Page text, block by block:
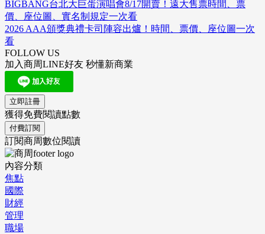
BIGBANG台北大巨蛋演唱會8/17開賣！遠大售票時間、票
價、座位圖、實名制規定一次看
2026 AAA頒獎典禮卡司陣容出爐！時間、票價、座位圖一次
看
FOLLOW US
加入商周LINE好友 秒懂新商業
立即註冊
獲得免費閱讀點數
付費訂閱
訂閱商周數位閱讀
內容分類
焦點
國際
財經
管理
職場